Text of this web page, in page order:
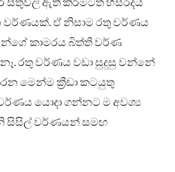
ඒ නිසාම රතු වර්ණය
කාමරය බිත්ති වර්ණ
රතු වර්ණය වඩා සුදුසු වන්නේ
මෙන්ම ක්‍රීඩා කටයුතු
යොදා ගන්නට ම අවශ්‍ය
සිසිල් වර්ණයන් සමඟ